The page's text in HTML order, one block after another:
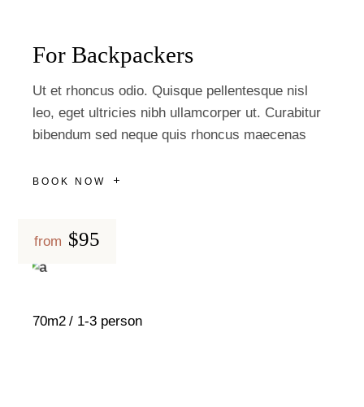
For Backpackers
Ut et rhoncus odio. Quisque pellentesque nisl
leo, eget ultricies nibh ullamcorper ut. Curabitur
bibendum sed neque quis rhoncus maecenas
BOOK NOW
from $95
70m2 1-3 person